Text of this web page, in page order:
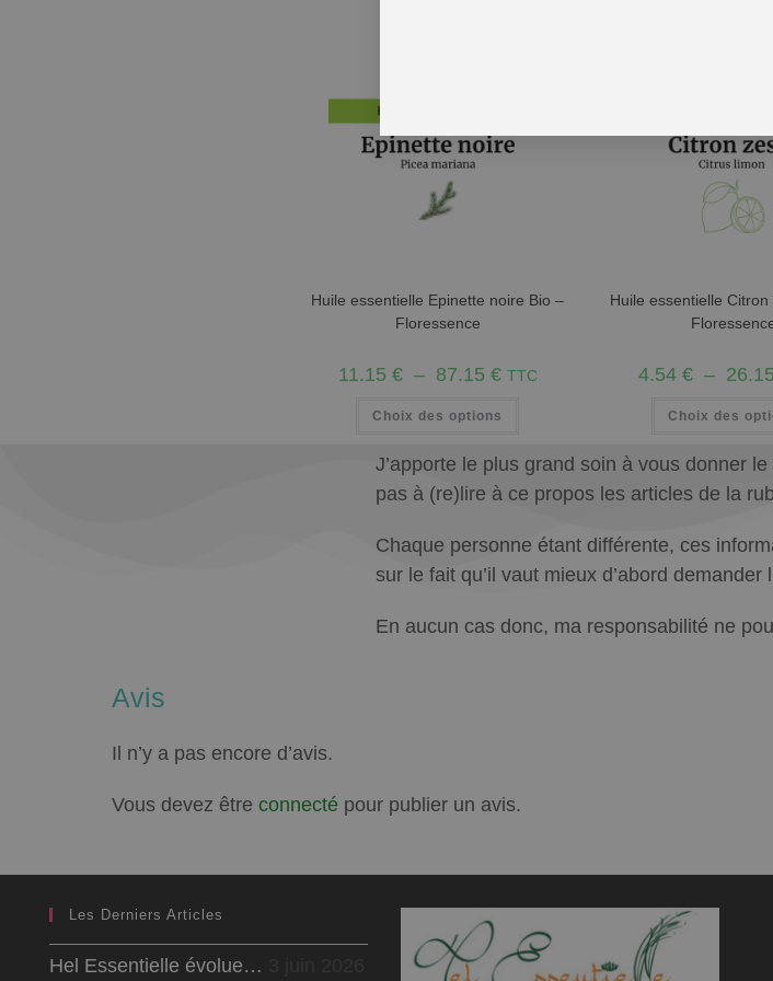
Huile essentielle Epinette noire Bio –
Floressence
11.15 € – 87.15 € TTC
Choix des options
Huile essentielle
4.54 € – 26.15
Choix des
J’apporte le plus grand soin à vous donner
pas à (re)lire à ce propos les articles de la
Chaque personne étant différente, ces
sur le fait qu’il vaut mieux d’abord
En aucun cas donc, ma responsabilité ne
Avis
Il n’y a pas encore d’avis.
Vous devez être connecté pour publier un avis.
Les Derniers Articles
Hel Essentielle évolue…